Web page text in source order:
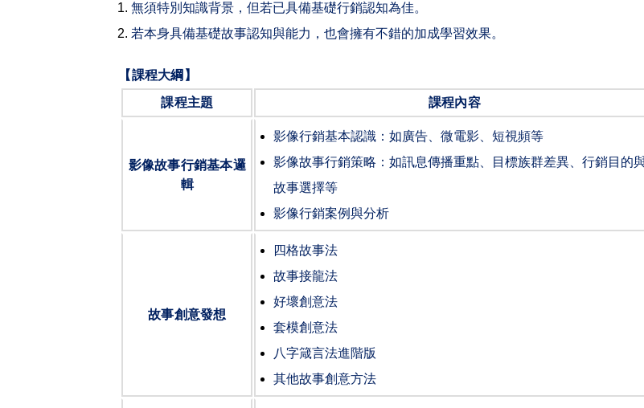
無須特別知識背景，但若已具備基礎行銷認知為佳。
若本身具備基礎故事認知與能力，也會擁有不錯的加成學習效果。
【課程大綱】
課程主題
課程內容
影像故事行銷基本邏
輯
影像行銷基本認識：如廣告、微電影、短視頻等
影像故事行銷策略：如訊息傳播重點、目標族群差異、行銷目的
故事選擇等
影像行銷案例與分析
故事創意發想
四格故事法
故事接龍法
好壞創意法
套模創意法
八字箴言法進階版
其他故事創意方法